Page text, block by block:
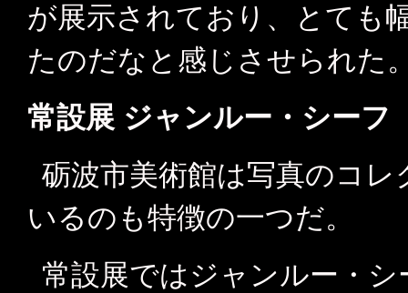
が展示されており、とても
たのだなと感じさせられた
常設展 ジャンルー・シーフ
砺波市美術館は写真のコ
いるのも特徴の一つだ。
常設展ではジャンルー・